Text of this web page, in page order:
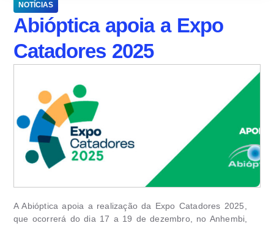
NOTÍCIAS
Abióptica apoia a Expo
Catadores 2025
A Abióptica apoia a realização da Expo Catadores 2025,
que ocorrerá do dia 17 a 19 de dezembro, no Anhembi,